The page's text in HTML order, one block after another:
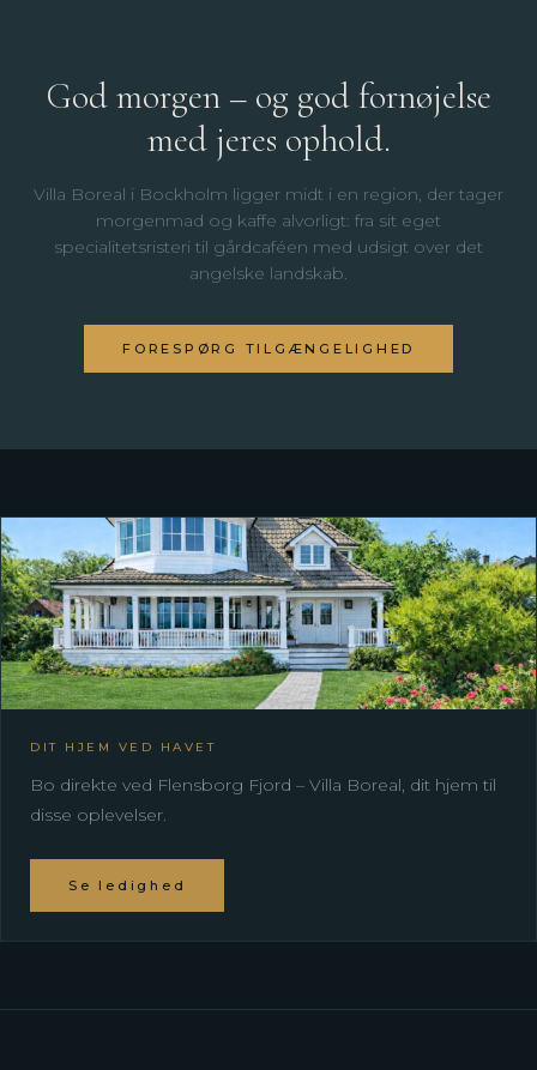
God morgen – og god fornøjelse
med jeres ophold.
Villa Boreal i Bockholm ligger midt i en region, der tager
morgenmad og kaffe alvorligt: fra sit eget
specialitetsristeri til gårdcaféen med udsigt over det
angelske landskab.
FORESPØRG TILGÆNGELIGHED
DIT HJEM VED HAVET
Bo direkte ved Flensborg Fjord – Villa Boreal, dit hjem til
disse oplevelser.
Se ledighed